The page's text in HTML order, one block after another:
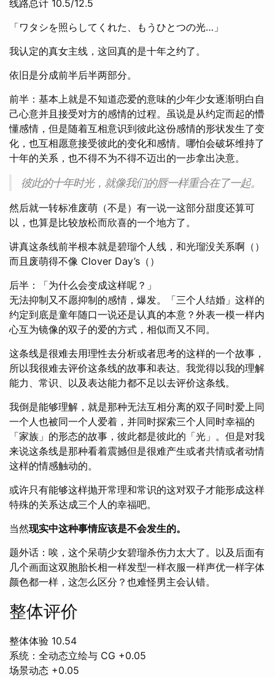
线路总计 10.5/12.5
「ワタシを照らしてくれた、もうひとつの光…」
我认定的真女主线，这回真的是十年之约了。
依旧是分成前半后半两部分。
前半：基本上就是不知道恋爱的意味的少年少女逐渐明白自
己心意并且接受对方的感情的过程。虽说是从约定而起的懵
懂感情，但是随着互相意识到彼此这份感情的形状发生了变
化，也互相愿意接受彼此的变化和感情。哪怕会破坏维持了
十年的关系，也不得不为不得不迈出的一步拿出决意。
彼此的十年时光，就像我们的唇一样重合在了一起。
然后就一转标准废萌（不是）有一说一这部分甜度还算可
以，也算是比较放松而欣喜的一个地方了。
讲真这条线前半根本就是碧瑠个人线，和光瑠没关系啊（）
而且废萌得不像 Clover Day’s（）
后半：「为什么会变成这样呢？」
无法抑制又不愿抑制的感情，爆发。「三个人结婚」这样的
约定到底是童年随口一说还是认真的本意？外表一模一样内
心互为镜像的双子的爱的方式，相似而又不同。
这条线是很难去用理性去分析或者思考的这样的一个故事，
所以我很难去评价这条线的故事和表达。我觉得以我的理解
能力、常识、以及表达能力都不足以去评价这条线。
我倒是能够理解，就是那种无法互相分离的双子同时爱上同
一个人也被同一个人爱着，并同时探索三个人同时幸福的
「家族」的形态的故事，彼此都是彼此的「光」。但是对我
来说这条线是那种看着震撼但是很难产生或者共情或者动情
这样的情感触动的。
或许只有能够这样抛开常理和常识的这对双子才能形成这样
特殊的关系达成三个人的幸福吧。
当然现实中这种事情应该是不会发生的。
题外话：唉，这个呆萌少女碧瑠杀伤力太大了。以及后面有
几个画面这双胞胎长相一样发型一样衣服一样声优一样字体
颜色都一样，这怎么区分？也难怪男主会认错。
整体评价
整体体验 10.54
系统：全动态立绘与 CG +0.05
场景动态 +0.05